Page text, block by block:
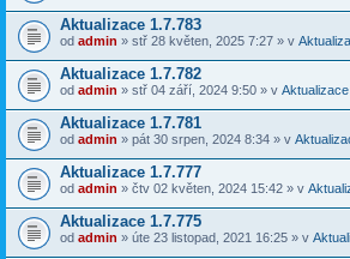
Aktualizace 1.7.783
od admin » stř 28 květen, 2025 7:27 » v
Aktualizace 1.7.782
od admin » stř 04 září, 2024 9:50 » v
Aktualizace 1.7.781
od admin » pát 30 srpen, 2024 8:34 » v
Aktualizace 1.7.777
od admin » čtv 02 květen, 2024 15:42 » v
Aktualizace 1.7.775
od admin » úte 23 listopad, 2021 16:25 » v